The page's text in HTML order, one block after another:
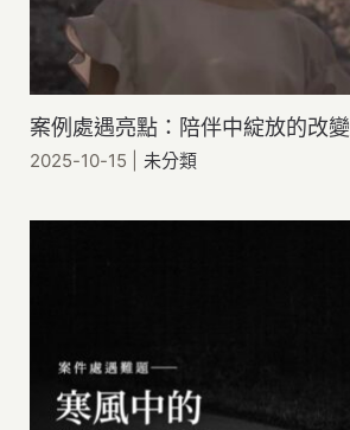
案例處遇亮點：陪伴中綻放的改變
2025-10-15 未分類